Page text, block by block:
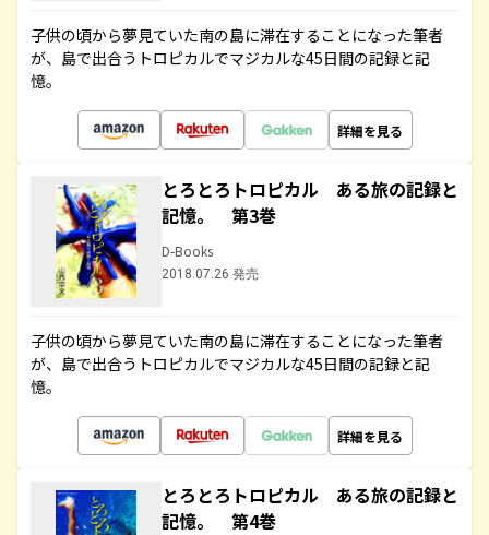
子供の頃から夢見ていた南の島に滞在することになった筆者
が、島で出合うトロピカルでマジカルな45日間の記録と記
憶。
詳細を見る
とろとろトロピカル ある旅の記録と
記憶。 第3巻
D-Books
2018.07.26 発売
子供の頃から夢見ていた南の島に滞在することになった筆者
が、島で出合うトロピカルでマジカルな45日間の記録と記
憶。
詳細を見る
とろとろトロピカル ある旅の記録と
記憶。 第4巻